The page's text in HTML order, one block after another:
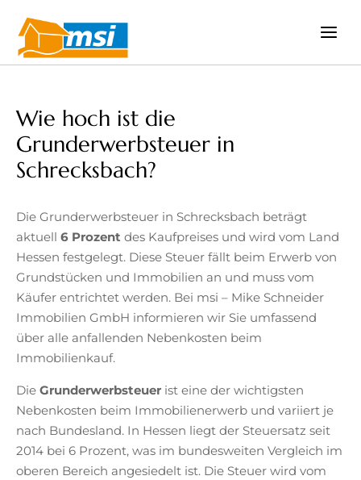
Inhalt
springen
Wie hoch ist die
Grunderwerbsteuer in
Schrecksbach?
Die Grunderwerbsteuer in Schrecksbach beträgt
aktuell 6 Prozent des Kaufpreises und wird vom Land
Hessen festgelegt. Diese Steuer fällt beim Erwerb von
Grundstücken und Immobilien an und muss vom
Käufer entrichtet werden. Bei msi – Mike Schneider
Immobilien GmbH informieren wir Sie umfassend
über alle anfallenden Nebenkosten beim
Immobilienkauf.
Die Grunderwerbsteuer ist eine der wichtigsten
Nebenkosten beim Immobilienerwerb und variiert je
nach Bundesland. In Hessen liegt der Steuersatz seit
2014 bei 6 Prozent, was im bundesweiten Vergleich im
oberen Bereich angesiedelt ist. Die Steuer wird vom